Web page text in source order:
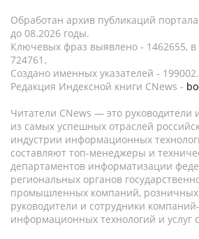
Обработан архив публикаций
до 08.2026 годы.
Ключевых фраз выявлено - 1462655,
724761.
Создано именных указателей - 199002.
Редакция Индексной книги CNews -
Читатели CNews — это руководители
из самых успешных отраслей
индустрии информационных
составляют топ-менеджеры и
департаментов информатизации
региональных органов
промышленных компаний, розничных
руководители и сотрудники
информационных технологий и услуг